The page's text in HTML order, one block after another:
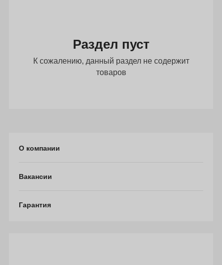
Раздел пуст
К сожалению, данный раздел не содержит
товаров
О компании
Вакансии
Гарантия